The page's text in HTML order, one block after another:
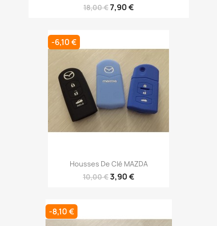
18,00 €7,90 €
Housses De Clé MAZDA
10,00 €3,90 €
-6,10 €
-8,10 €